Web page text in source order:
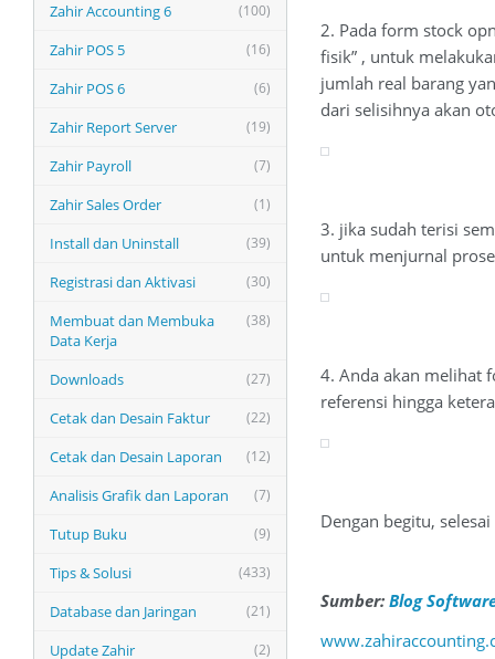
(100)
Zahir Accounting 6
(16)
Zahir POS 5
(6)
Zahir POS 6
(19)
Zahir Report Server
(7)
Zahir Payroll
(1)
Zahir Sales Order
(39)
Install dan Uninstall
(30)
Registrasi dan Aktivasi
(38)
Membuat dan Membuka
Data Kerja
(27)
Downloads
(22)
Cetak dan Desain Faktur
(12)
Cetak dan Desain Laporan
(7)
Analisis Grafik dan Laporan
(9)
Tutup Buku
(433)
Tips & Solusi
(21)
Database dan Jaringan
(2)
Update Zahir
2. Pada form stock
fisik” , untuk
jumlah real barang
dari selisihnya akan
3. jika sudah terisi
untuk menjurnal
4. Anda akan melihat
referensi hingga
Dengan begitu,
Sumber: Blog